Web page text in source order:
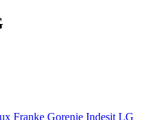
Franke Gorenje Indesit LG